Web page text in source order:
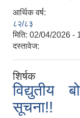
आर्थिक वर्ष:
८२/८३
मिति: 02/04/2026 -
दस्तावेज:
शिर्षक
विद्युतीय
सूचना!!